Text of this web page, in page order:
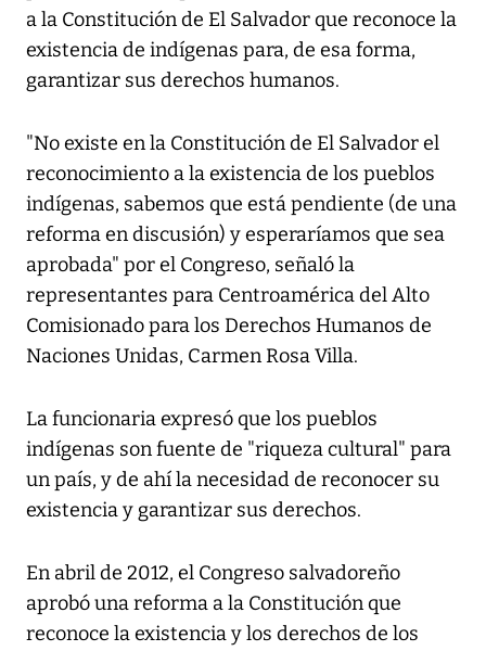
a la Constitución de El Salvador que reconoce la
existencia de indígenas para, de esa forma,
garantizar sus derechos humanos.
"No existe en la Constitución de El Salvador el
reconocimiento a la existencia de los pueblos
indígenas, sabemos que está pendiente (de una
reforma en discusión) y esperaríamos que sea
aprobada" por el Congreso, señaló la
representantes para Centroamérica del Alto
Comisionado para los Derechos Humanos de
Naciones Unidas, Carmen Rosa Villa.
La funcionaria expresó que los pueblos
indígenas son fuente de "riqueza cultural" para
un país, y de ahí la necesidad de reconocer su
existencia y garantizar sus derechos.
En abril de 2012, el Congreso salvadoreño
aprobó una reforma a la Constitución que
reconoce la existencia y los derechos de los